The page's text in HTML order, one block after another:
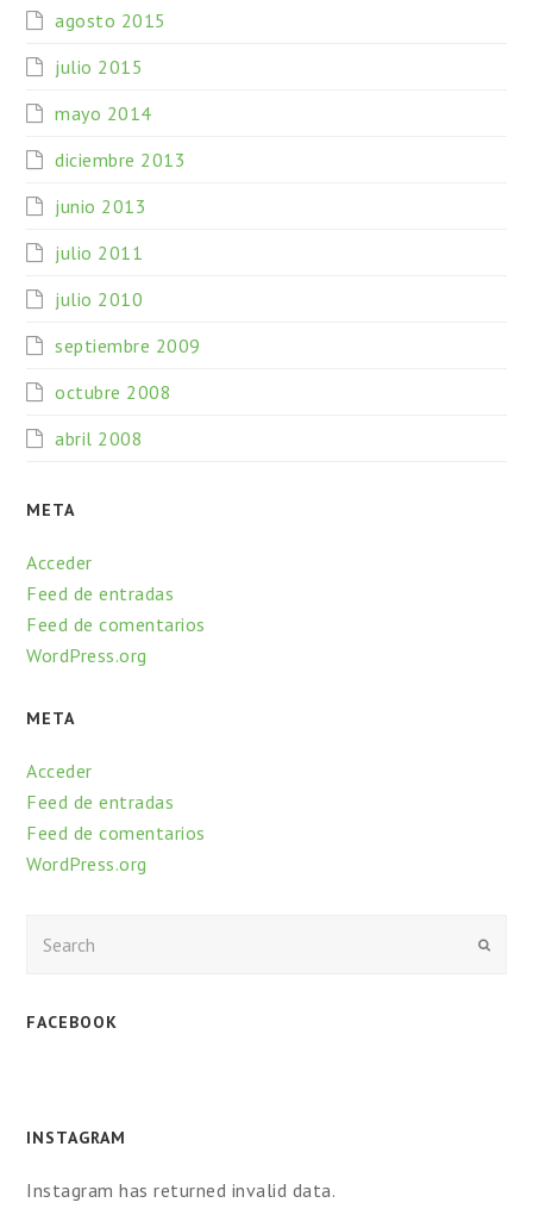
agosto 2015
julio 2015
mayo 2014
diciembre 2013
junio 2013
julio 2011
julio 2010
septiembre 2009
octubre 2008
abril 2008
META
Acceder
Feed de entradas
Feed de comentarios
WordPress.org
META
Acceder
Feed de entradas
Feed de comentarios
WordPress.org
Enviar
FACEBOOK
INSTAGRAM
Instagram has returned invalid data.